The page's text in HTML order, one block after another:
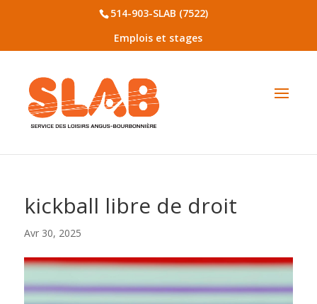
514-903-SLAB (7522)
Emplois et stages
kickball libre de droit
Avr 30, 2025